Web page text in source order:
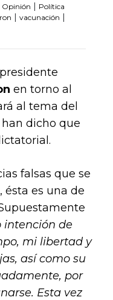
Opinión | Política
| vacunación |
en torno al
al tema del
dicho que
falsas que se
ésta es una de
intención de
mi libertad y
así como su
por
Esta vez